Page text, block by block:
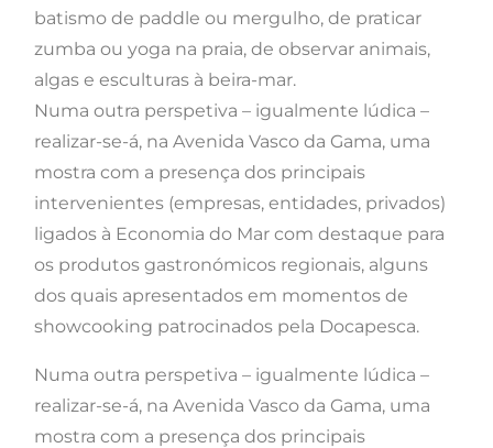
batismo de paddle ou mergulho, de praticar
zumba ou yoga na praia, de observar animais,
algas e esculturas à beira-mar.
Numa outra perspetiva – igualmente lúdica –
realizar-se-á, na Avenida Vasco da Gama, uma
mostra com a presença dos principais
intervenientes (empresas, entidades, privados)
ligados à Economia do Mar com destaque para
os produtos gastronómicos regionais, alguns
dos quais apresentados em momentos de
showcooking patrocinados pela Docapesca.
Numa outra perspetiva – igualmente lúdica –
realizar-se-á, na Avenida Vasco da Gama, uma
mostra com a presença dos principais